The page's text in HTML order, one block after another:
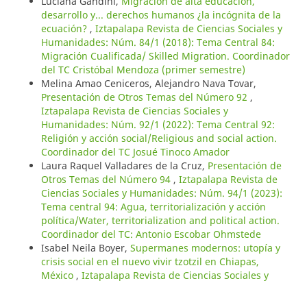
desarrollo y... derechos humanos ¿la incógnita de la
ecuación? , Iztapalapa Revista de Ciencias Sociales y
Humanidades: Núm. 84/1 (2018): Tema Central 84:
Migración Cualificada/ Skilled Migration. Coordinador
del TC Cristóbal Mendoza (primer semestre)
Melina Amao Ceniceros, Alejandro Nava Tovar,
Presentación de Otros Temas del Número 92 ,
Iztapalapa Revista de Ciencias Sociales y
Humanidades: Núm. 92/1 (2022): Tema Central 92:
Religión y acción social/Religious and social action.
Coordinador del TC Josué Tinoco Amador
Laura Raquel Valladares de la Cruz, Presentación de
Otros Temas del Número 94 , Iztapalapa Revista de
Ciencias Sociales y Humanidades: Núm. 94/1 (2023):
Tema central 94: Agua, territorialización y acción
política/Water, territorialization and political action.
Coordinador del TC: Antonio Escobar Ohmstede
Isabel Neila Boyer, Supermanes modernos: utopía y
crisis social en el nuevo vivir tzotzil en Chiapas,
México , Iztapalapa Revista de Ciencias Sociales y